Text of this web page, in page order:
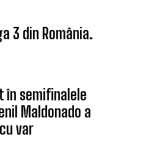
3 din România.
în semifinalele
Maldonado a
var